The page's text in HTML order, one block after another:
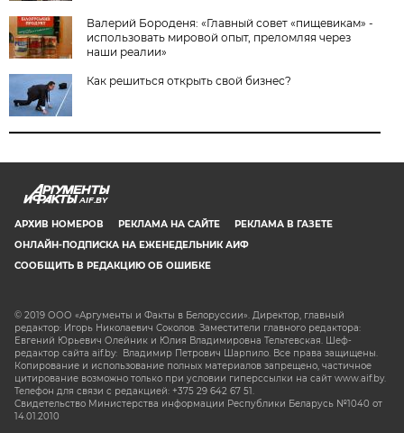
Валерий Бороденя: «Главный совет «пищевикам» -
использовать мировой опыт, преломляя через
наши реалии»
Как решиться открыть свой бизнес?
AIF.BY
АРХИВ НОМЕРОВ РЕКЛАМА НА САЙТЕ
РЕКЛАМА В ГАЗЕТЕ
ОНЛАЙН-ПОДПИСКА НА ЕЖЕНЕДЕЛЬНИК АИФ
СООБЩИТЬ В РЕДАКЦИЮ ОБ ОШИБКЕ
© 2019 ООО «Аргументы и Факты в Белоруссии». Директор, главный
редактор: Игорь Николаевич Соколов. Заместители главного редактора:
Евгений Юрьевич Олейник и Юлия Владимировна Тельтевская. Шеф-
редактор сайта aif.by: Владимир Петрович Шарпило. Все права защищены.
Копирование и использование полных материалов запрещено, частичное
цитирование возможно только при условии гиперссылки на сайт www.aif.by.
Телефон для связи с редакцией: +375 29 642 67 51.
Свидетельство Министерства информации Республики Беларусь №1040 от
14.01.2010